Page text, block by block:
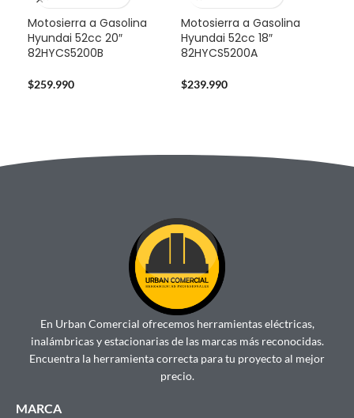
Motosierra a Gasolina
Hyundai 52cc 20″
82HYCS5200B
$259.990
Motosierra a Gasolina
Hyundai 52cc 18″
82HYCS5200A
$239.990
En Urban Comercial ofrecemos herramientas eléctricas,
inalámbricas y estacionarias de las marcas más reconocidas.
Encuentra la herramienta correcta para tu proyecto al mejor
precio.
MARCA